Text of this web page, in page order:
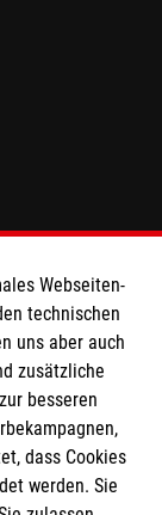
Webseiten-
technischen
uns aber auch
zusätzliche
besseren
dass Cookies
werden. Sie